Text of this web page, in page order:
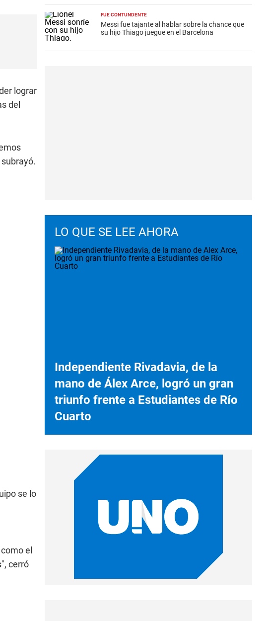
lograr
del
se lo
el
cerró
FUE CONTUNDENTE
Messi fue tajante al hablar sobre la chance que
su hijo Thiago juegue en el Barcelona
LO QUE SE LEE AHORA
Independiente Rivadavia, de la
mano de Álex Arce, logró un gran
triunfo frente a Estudiantes de Río
Cuarto